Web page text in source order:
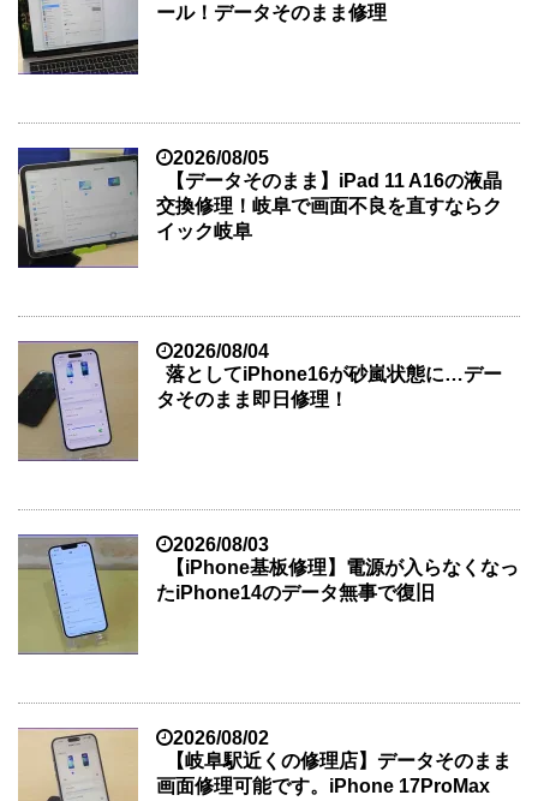
ール！データそのまま修理
2026/08/05
【データそのまま】iPad 11 A16の液晶
交換修理！岐阜で画面不良を直すならク
イック岐阜
2026/08/04
落としてiPhone16が砂嵐状態に…デー
タそのまま即日修理！
2026/08/03
【iPhone基板修理】電源が入らなくなっ
たiPhone14のデータ無事で復旧
2026/08/02
【岐阜駅近くの修理店】データそのまま
画面修理可能です。iPhone 17ProMax